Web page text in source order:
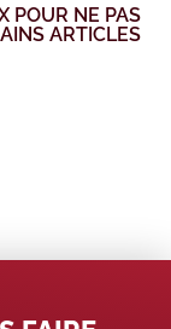
POUR NE PAS
ARTICLES